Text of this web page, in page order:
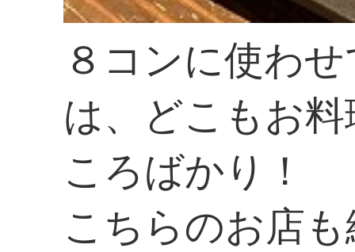
８コンに使わ
は、どこもお
ころばかり！
こちらのお店